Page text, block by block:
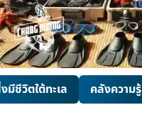
มีชีวิตใต้ทะเล คลังความรู้